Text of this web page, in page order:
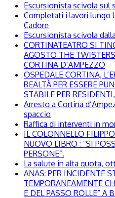
Escursionista scivola sul
Completati i lavori lungo
Cadore
Escursionista scivola
CORTINATEATRO SI
AGOSTO THE
CORTINA D’AMPEZZO
OSPEDALE CORTINA,
REALTÀ PER ESSERE
STABILE PER
Arresto a Cortina
spaccio
Raffica di interventi in
IL COLONNELLO
NUOVO LIBRO : “SI
PERSONE”.
La salute in alta quota,
ANAS: PER INCIDENTE
TEMPORANEAMENTE
E DEL PASSO ROLLE” A